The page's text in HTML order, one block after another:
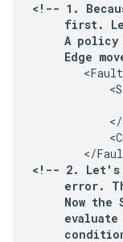
<!-- 1.
first.
A
Edge
</
<!-- 2. Let's
error.
Now the